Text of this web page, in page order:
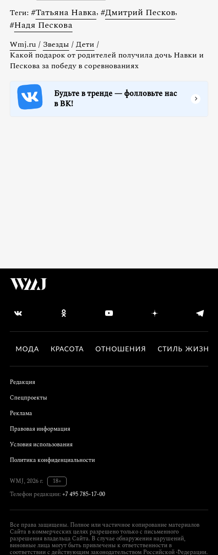
Теги: #Татьяна Навка, #Дмитрий Песков,
#Надя Пескова
Wmj.ru / Звезды / Дети /
Какой подарок от родителей получила дочь Навки и
Пескова за победу в соревнованиях
Будьте в тренде — фолловьте нас
в ВК!
МОДА КРАСОТА ОТНОШЕНИЯ СТИЛЬ ЖИЗНИ
Редакция
Спецпроекты
Реклама
Правовая информация
Условия использования
Политика конфиденциальности
WMJ, 2026 г.
18+
Телефон редакции: +7 495 785-17-00
Все права защищены. Полное или частичное копирование материалов
Сайта в коммерческих целях разрешено только с письменного
разрешения владельца Сайта. В случае обнаружения нарушений,
виновные лица могут быть привлечены к ответственности в
соответствии с действующим законодательством Российской Федерации.